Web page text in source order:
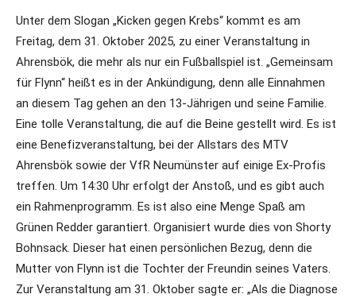
Unter dem Slogan „Kicken gegen Krebs“ kommt es am
Freitag, dem 31. Oktober 2025, zu einer Veranstaltung in
Ahrensbök, die mehr als nur ein Fußballspiel ist. „Gemeinsam
für Flynn“ heißt es in der Ankündigung, denn alle Einnahmen
an diesem Tag gehen an den 13-Jährigen und seine Familie.
Eine tolle Veranstaltung, die auf die Beine gestellt wird. Es ist
eine Benefizveranstaltung, bei der Allstars des MTV
Ahrensbök sowie der VfR Neumünster auf einige Ex-Profis
treffen. Um 14:30 Uhr erfolgt der Anstoß, und es gibt auch
ein Rahmenprogramm. Es ist also eine Menge Spaß am
Grünen Redder garantiert. Organisiert wurde dies von Shorty
Bohnsack. Dieser hat einen persönlichen Bezug, denn die
Mutter von Flynn ist die Tochter der Freundin seines Vaters.
Zur Veranstaltung am 31. Oktober sagte er: „Als die Diagnose